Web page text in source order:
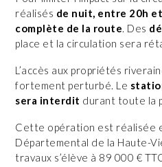
réalisés de nuit, entre 20h
complète de la route. Des
place et la circulation sera
L’accès aux propriétés
fortement perturbé. Le
sera interdit durant toute la
Cette opération est réalisée
Départemental de la Haute-
travaux s’élève à 89 000 €